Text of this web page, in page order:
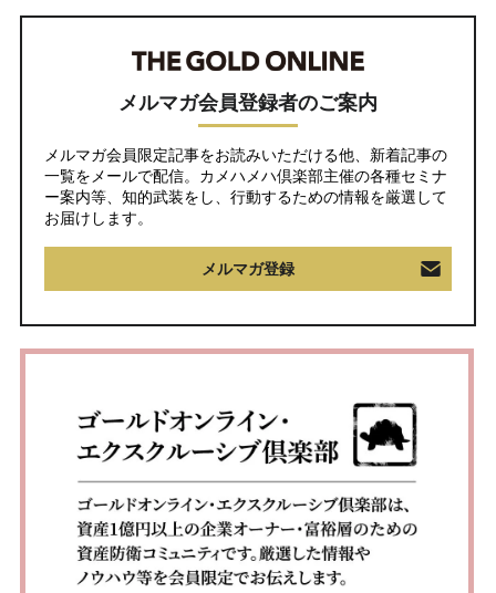
メルマガ会員登録者のご案内
メルマガ会員限定記事をお読みいただける他、新着記事の
一覧をメールで配信。カメハメハ倶楽部主催の各種セミナ
ー案内等、知的武装をし、行動するための情報を厳選して
お届けします。
メルマガ登録